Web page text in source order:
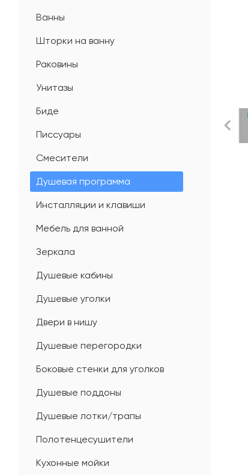
Ванны
Шторки на ванну
Раковины
Унитазы
Биде
Писсуары
Смесители
Душевая программа
Инсталляции и клавиши
Мебель для ванной
Зеркала
Душевые кабины
Душевые уголки
Двери в нишу
Душевые перегородки
Боковые стенки для уголков
Душевые поддоны
Душевые лотки/трапы
Полотенцесушители
Кухонные мойки